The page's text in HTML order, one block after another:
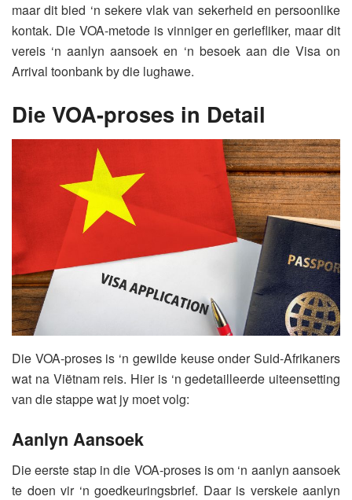
maar dit bied ‘n sekere vlak van sekerheid en persoonlike
kontak. Die VOA-metode is vinniger en geriefliker, maar dit
vereis ‘n aanlyn aansoek en ‘n besoek aan die Visa on
Arrival toonbank by die lughawe.
Die VOA-proses in Detail
Die VOA-proses is ‘n gewilde keuse onder Suid-Afrikaners
wat na Viëtnam reis. Hier is ‘n gedetailleerde uiteensetting
van die stappe wat jy moet volg:
Aanlyn Aansoek
Die eerste stap in die VOA-proses is om ‘n aanlyn aansoek
te doen vir ‘n goedkeuringsbrief. Daar is verskeie aanlyn